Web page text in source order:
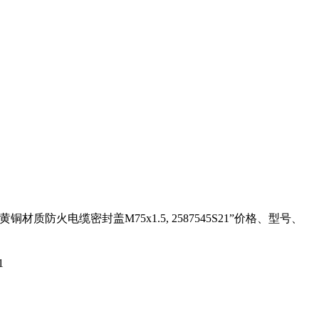
黄铜材质防火电缆密封盖M75x1.5, 2587545S21”价格、型号、